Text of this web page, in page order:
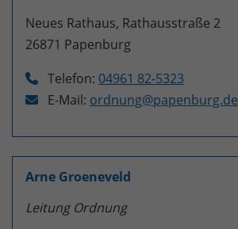
Neues Rathaus, Rathausstraße 2
26871 Papenburg
Telefon: 04961 82-5323
E-Mail: ordnung@papenburg.de
Arne Groeneveld
Leitung Ordnung